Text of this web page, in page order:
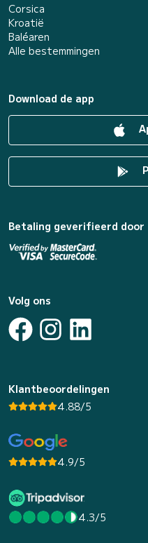
Corsica
Kroatië
Baléaren
Alle bestemmingen
Download de app
Betaling geverifieerd door
Volg ons
Klantbeoordelingen
4.88/5
4.9/5
4.3/5